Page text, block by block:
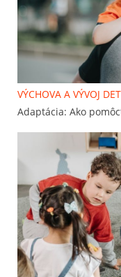
VÝCHOVA A VÝVOJ
Adaptácia: Ako